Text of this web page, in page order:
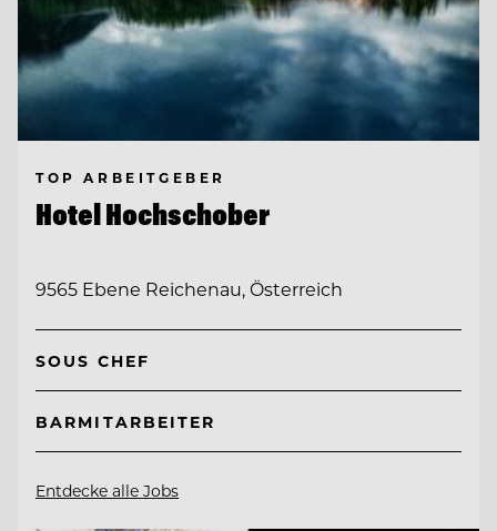
TOP ARBEITGEBER
Hotel Hochschober
9565 Ebene Reichenau, Österreich
SOUS CHEF
BARMITARBEITER
Entdecke alle Jobs